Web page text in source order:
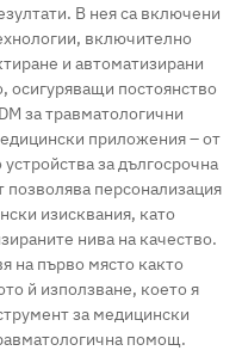
В нея са включени
включително
и автоматизирани
осигуряващи постоянство
за травматологични
приложения – от
за дългосрочна
позволява персонализация
изисквания, като
нива на качество.
на първо място както
й използване, което я
за медицински
помощ.